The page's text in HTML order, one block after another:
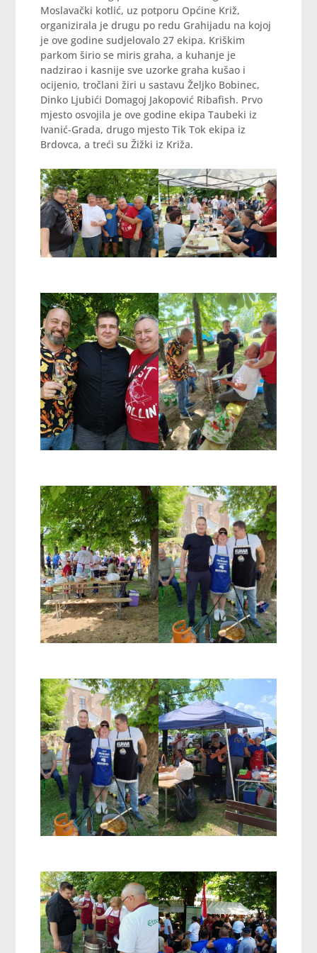
Moslavački kotlić, uz potporu Općine Križ,
organizirala je drugu po redu Grahijadu na kojoj
je ove godine sudjelovalo 27 ekipa. Kriškim
parkom širio se miris graha, a kuhanje je
nadzirao i kasnije sve uzorke graha kušao i
ocijenio, tročlani žiri u sastavu Željko Bobinec,
Dinko Ljubići Domagoj Jakopović Ribafish. Prvo
mjesto osvojila je ove godine ekipa Taubeki iz
Ivanić-Grada, drugo mjesto Tik Tok ekipa iz
Brdovca, a treći su Žižki iz Križa.